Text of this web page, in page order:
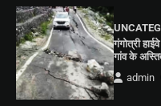
गंगोत्री
गांव के
admin